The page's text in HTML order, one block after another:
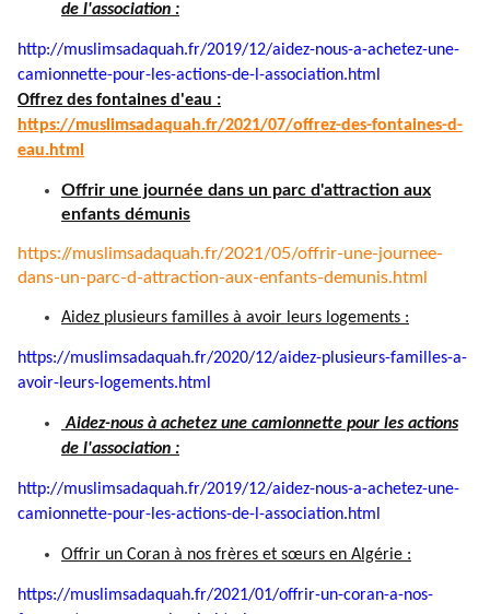
de l'association :
http://muslimsadaquah.fr/2019/12/aidez-nous-a-achetez-une-
camionnette-pour-les-actions-de-l-association.html
Offrez des fontaines d'eau :
https://muslimsadaquah.fr/2021/07/offrez-des-fontaines-d-
eau.html
Offrir une journée dans un parc d'attraction aux
enfants démunis
https://muslimsadaquah.fr/2021/05/offrir-une-journee-
dans-un-parc-d-attraction-aux-enfants-demunis.html
Aidez plusieurs familles à avoir leurs logements :
https://muslimsadaquah.fr/2020/12/aidez-plusieurs-familles-a-
avoir-leurs- logements.html
Aidez-nous à achetez une camionnette pour les actions
de l'association :
http://muslimsadaquah.fr/2019/12/aidez-nous-a-achetez-une-
camionnette-pour-les-actions-de-l-association.html
Offrir un Coran à nos frères et sœurs en Algérie :
https://muslimsadaquah.fr/2021/01/offrir-un-coran-a-nos-